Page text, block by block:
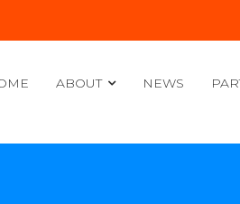
ABOUT NEWS